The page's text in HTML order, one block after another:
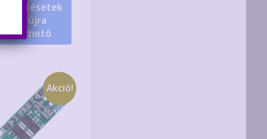
Értesítésetek
ha újra
elérhető
Akció!